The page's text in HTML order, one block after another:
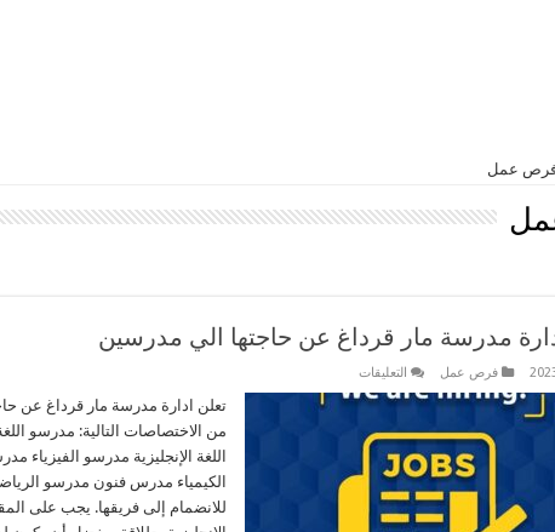
عمل
مدرسة مار قرداغ عن حاجتها الي مدرسين
فرص عمل التعليقات
ادارة
حاجتها
تعلن ادارة مدرسة مار قرداغ عن
من الاختصاصات التالية: مدرسو
اللغة الإنجليزية مدرسو الفيزياء
الكيمياء مدرس فنون مدرسو
للانضمام إلى فريقها. يجب على